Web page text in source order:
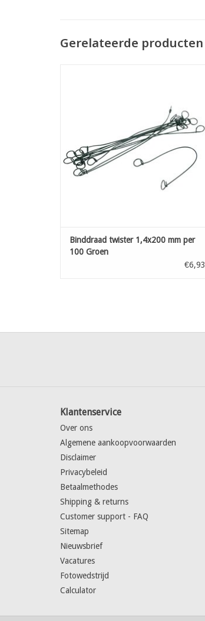
Gerelateerde producten
Binddraad twister 1,4x200 mm per
100 Groen
€6,93
Klantenservice
Over ons
Algemene aankoopvoorwaarden
Disclaimer
Privacybeleid
Betaalmethodes
Shipping & returns
Customer support - FAQ
Sitemap
Nieuwsbrief
Vacatures
Fotowedstrijd
Calculator